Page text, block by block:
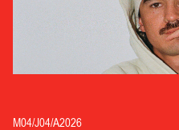
M04/J04/A2026